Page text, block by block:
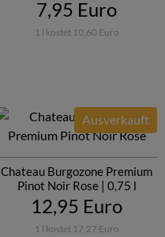
7,95 Euro
1 l kostet 10,60 Euro
Chateau Burgozone Premium
Pinot Noir Rose | 0,75 l
Ausverkauft
12,95 Euro
1 l kostet 17,27 Euro